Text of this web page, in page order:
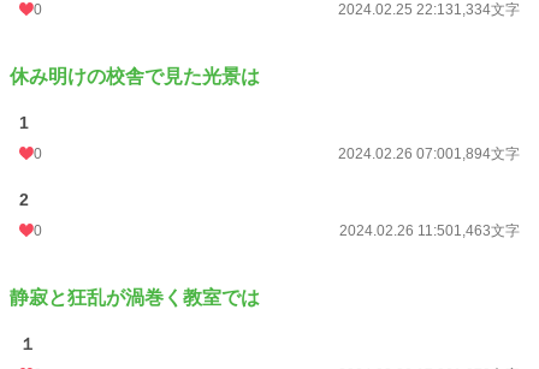
0 2024.02.25 22:131,334文字
休み明けの校舎で見た光景は
1
0 2024.02.26 07:001,894文字
2
0 2024.02.26 11:501,463文字
静寂と狂乱が渦巻く教室では
１